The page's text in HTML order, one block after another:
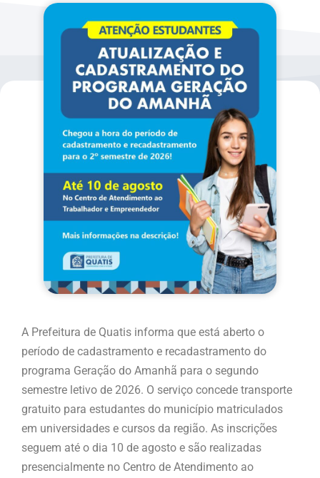
A Prefeitura de Quatis informa que está aberto o
período de cadastramento e recadastramento do
programa Geração do Amanhã para o segundo
semestre letivo de 2026. O serviço concede transporte
gratuito para estudantes do município matriculados
em universidades e cursos da região. As inscrições
seguem até o dia 10 de agosto e são realizadas
presencialmente no Centro de Atendimento ao